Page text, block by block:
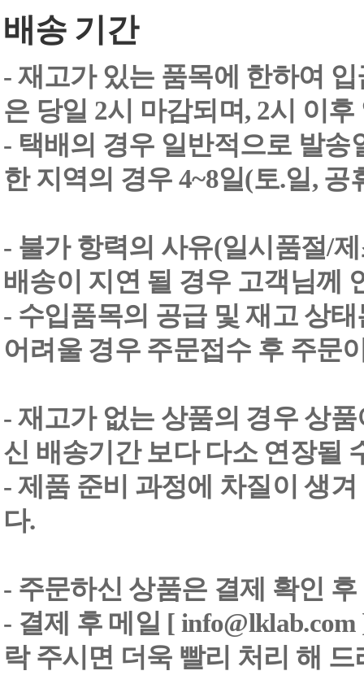
배송 기간
- 재고가 있는 품목에 한하여
은 당일 2시 마감되며, 2시 이
- 택배의 경우 일반적으로 발송
한 지역의 경우 4~8일(토.일,
- 불가 항력의 사유(일시품절/
배송이 지연 될 경우 고객님께
- 수입품목의 공급 및 재고 상
어려울 경우 주문접수 후 주문
- 재고가 없는 상품의 경우 상
신 배송기간 보다 다소 연장될
- 제품 준비 과정에 차질이 생
다.
- 주문하신 상품은 결제 확인
- 결제 후 메일 [
락 주시면 더욱 빨리 처리 해